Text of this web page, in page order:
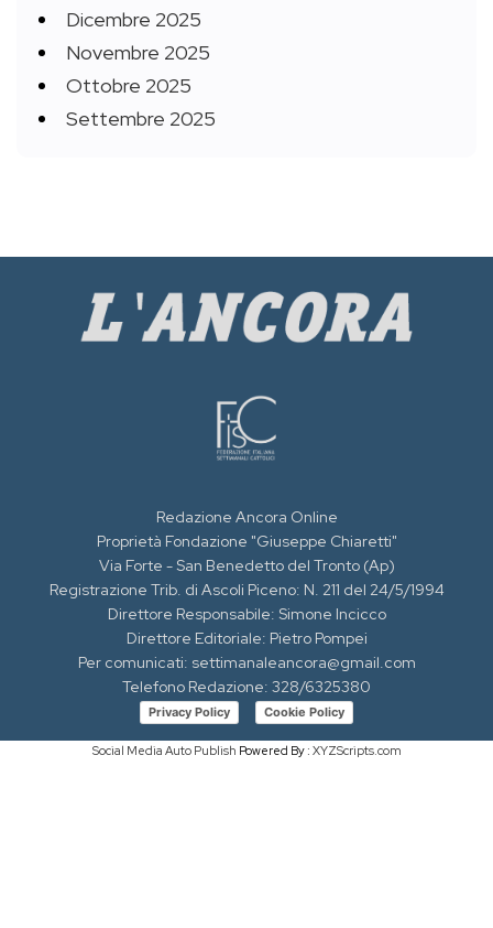
Dicembre 2025
Novembre 2025
Ottobre 2025
Settembre 2025
Redazione Ancora Online
Proprietà Fondazione "Giuseppe Chiaretti"
Via Forte - San Benedetto del Tronto (Ap)
Registrazione Trib. di Ascoli Piceno: N. 211 del 24/5/1994
Direttore Responsabile: Simone Incicco
Direttore Editoriale: Pietro Pompei
Per comunicati: settimanaleancora@gmail.com
Telefono Redazione: 328/6325380
Privacy Policy Cookie Policy
Social Media Auto Publish Powered By : XYZScripts.com